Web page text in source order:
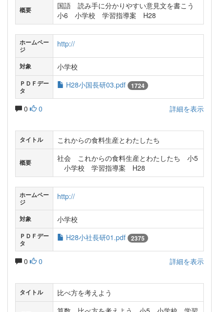
概要
国語 読み手に分かりやすい意見文を書こう
小6 小学校 学習指導案 H28
ホームペー
ジ
http://
対象 小学校
ＰＤＦデー
タ
H28小国長研03.pdf 1724
0 0 詳細を表示
タイトル これからの食料生産とわたしたち
概要
社会 これからの食料生産とわたしたち 小5
小学校 学習指導案 H28
ホームペー
ジ
http://
対象 小学校
ＰＤＦデー
タ
H28小社長研01.pdf 2375
0 0 詳細を表示
タイトル 比べ方を考えよう